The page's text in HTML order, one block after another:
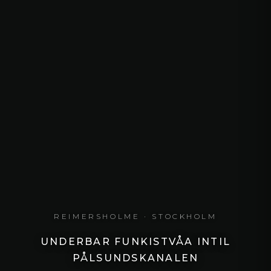
REIMERSHOLME · STOCKHOLM
UNDERBAR FUNKISTVÅA INTIL
PÅLSUNDSKANALEN